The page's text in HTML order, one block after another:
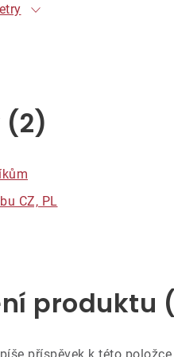
(2)
CZ, PL
produktu